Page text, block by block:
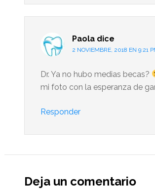
Paola dice
2 NOVIEMBRE, 2018 EN 9:21
Dr. Ya no hubo medias becas?
mi foto con la esperanza de
Responder
Deja un comentario